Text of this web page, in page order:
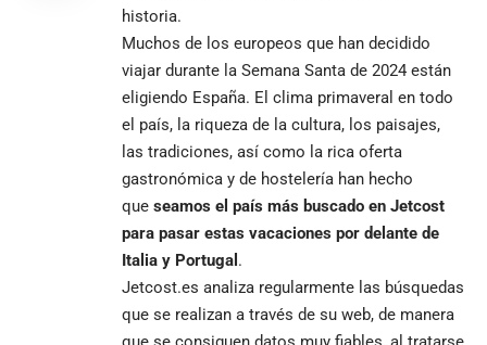
historia.
Muchos de los europeos que han decidido
viajar durante la Semana Santa de 2024 están
eligiendo España. El clima primaveral en todo
el país, la riqueza de la cultura, los paisajes,
las tradiciones, así como la rica oferta
gastronómica y de hostelería han hecho
que seamos el país más buscado en Jetcost
para pasar estas vacaciones por delante de
Italia y Portugal .
Jetcost.es analiza regularmente las búsquedas
que se realizan a través de su web, de manera